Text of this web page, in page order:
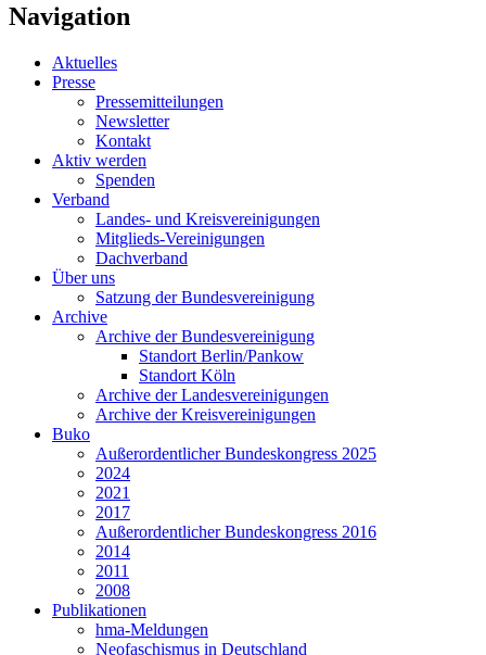
Navigation
Aktuelles
Presse
Pressemitteilungen
Newsletter
Kontakt
Aktiv werden
Spenden
Verband
Landes- und Kreisvereinigungen
Mitglieds-Vereinigungen
Dachverband
Über uns
Satzung der Bundesvereinigung
Archive
Archive der Bundesvereinigung
Standort Berlin/Pankow
Standort Köln
Archive der Landesvereinigungen
Archive der Kreisvereinigungen
Buko
Außerordentlicher Bundeskongress 2025
2024
2021
2017
Außerordentlicher Bundeskongress 2016
2014
2011
2008
Publikationen
hma-Meldungen
Neofaschismus in Deutschland